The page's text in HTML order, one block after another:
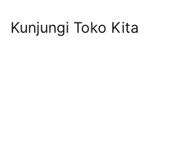
Kunjungi Toko Kita